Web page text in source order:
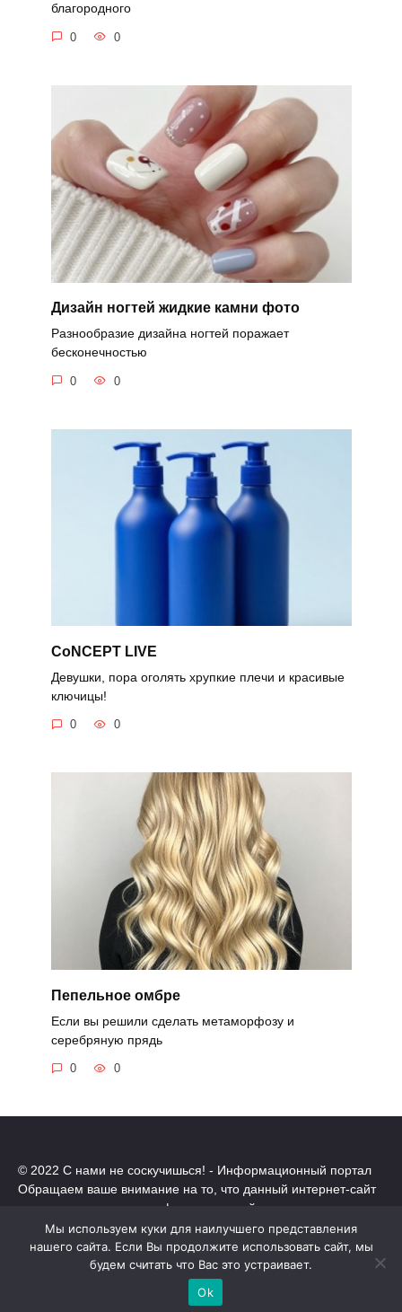
благородного
0 0
Дизайн ногтей жидкие камни фото
Разнообразие дизайна ногтей поражает
бесконечностью
0 0
CoNCEPT LIVE
Девушки, пора оголять хрупкие плечи и красивые
ключицы!
0 0
Пепельное омбре
Если вы решили сделать метаморфозу и
серебряную прядь
0 0
© 2022 С нами не соскучишься! - Информационный портал
Обращаем ваше внимание на то, что данный интернет-сайт
носит исключительно информационный характер.
Все торговые марки принадлежат их владельцам. Все права
защищены.
Политика конфиденциальности
Мы используем куки для наилучшего представления
нашего сайта. Если Вы продолжите использовать сайт, мы
будем считать что Вас это устраивает.
Ok